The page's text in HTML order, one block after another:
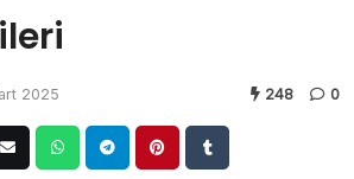
2025 248 0